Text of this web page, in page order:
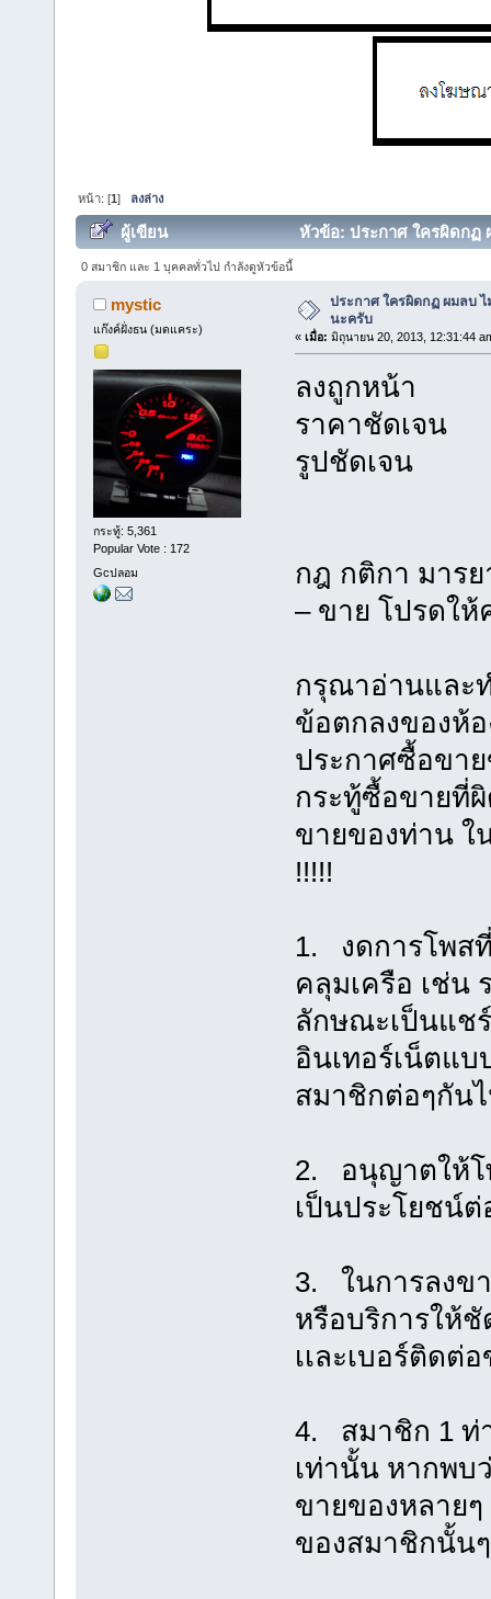
หน้า: [1] ลงล่าง
ผู้เขียน หัวข้อ: ประกาศ ใครผิดกฏ
0 สมาชิก และ 1 บุคคลทั่วไป กำลังดูหัวข้อนี้
mystic
แก๊งค์ฝั่งธน (มดแคระ)
กระทู้: 5,361
Popular Vote : 172
Gcปลอม
ประกาศ ใครผิดกฏ ผมลบ
นะครับ
« เมื่อ: มิถุนายน 20, 2013, 12:31:44
ลงถูกหน้า
ราคาชัดเจน
รูปชัดเจน
กฎ กติกา มาร
– ขาย โปรดใ
กรุณาอ่านและ
ข้อตกลงของห้
ประกาศซื้อขา
กระทู้ซื้อขายที่
ขายของท่าน ใ
!!!!!
1. งดการโพส
คลุมเครือ เช่น
ลักษณะเป็นแช
อินเทอร์เน็ตแ
สมาชิกต่อๆกัน
2. อนุญาตให้โ
เป็นประโยชน์
3. ในการลงข
หรือบริการให้
เเละเบอร์ติดต่
4. สมาชิก 1 ท่
เท่านั้น หากพบ
ขายของหลาย
ของสมาชิกนั้น